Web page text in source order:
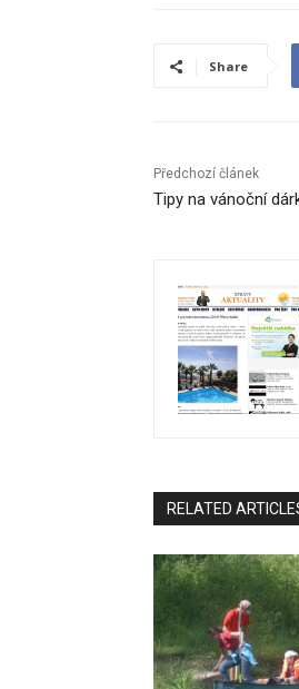
Share
Předchozí článek
Tipy na vánoční
RELATED